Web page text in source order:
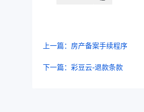
上一篇：房产备案手续程序
下一篇：彩豆云-退款条款